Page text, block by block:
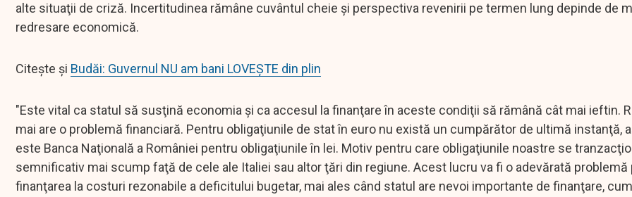
alte situaţii de criză. Incertitudinea rămâne cuvântul cheie şi perspectiva revenirii pe termen lung depinde de
redresare economică.
Citește și Budăi: Guvernul NU am bani LOVEȘTE din plin
"Este vital ca statul să susţină economia şi ca accesul la finanţare în aceste condiţii să rămână cât mai ieftin.
mai are o problemă financiară. Pentru obligaţiunile de stat în euro nu există un cumpărător de ultimă instanţă,
este Banca Naţională a României pentru obligaţiunile în lei. Motiv pentru care obligaţiunile noastre se
semnificativ mai scump faţă de cele ale Italiei sau altor ţări din regiune. Acest lucru va fi o adevărată problemă
finanţarea la costuri rezonabile a deficitului bugetar, mai ales când statul are nevoi importante de finanţare,